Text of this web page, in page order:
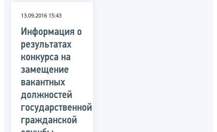
13.09.2016 15:43
Информация о
результатах
конкурса на
замещение
вакантных
должностей
государственной
гражданской